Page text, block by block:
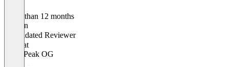
Older than 12 months
Bastian
Validated Reviewer
at
WhitePeak OG